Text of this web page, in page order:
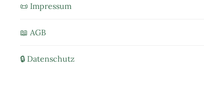
📜 Impressum
📖 AGB
🔒 Datenschutz